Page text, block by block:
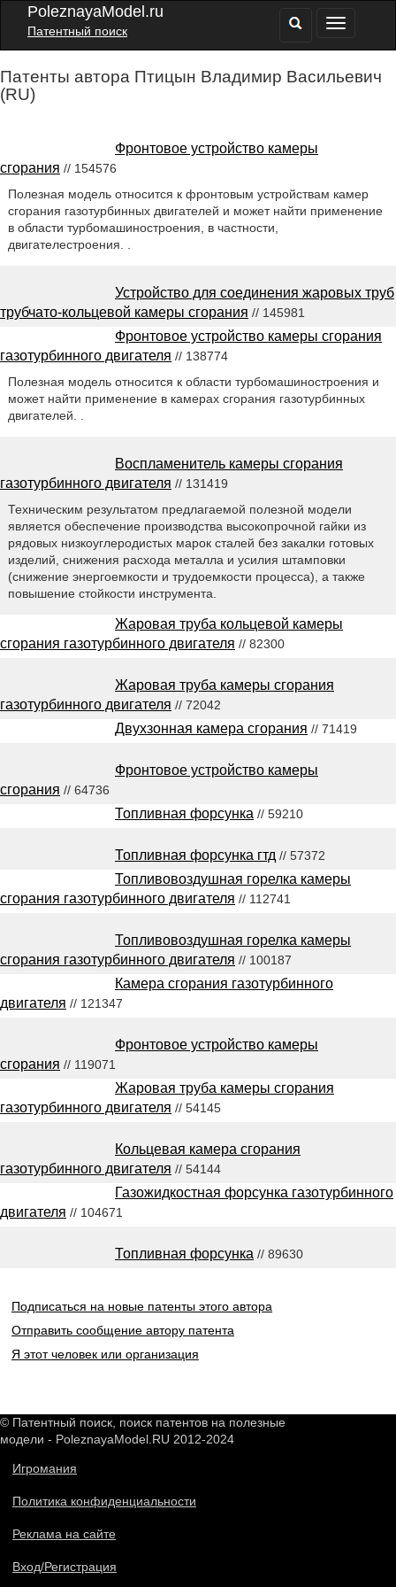
PoleznayaModel.ru
Патентный поиск
Патенты автора Птицын Владимир Васильевич
(RU)
Фронтовое устройство камеры
сгорания // 154576
Полезная модель относится к фронтовым устройствам камер
сгорания газотурбинных двигателей и может найти применение
в области турбомашиностроения, в частности,
двигателестроения. .
Устройство для соединения жаровых труб
трубчато-кольцевой камеры сгорания // 145981
Фронтовое устройство камеры сгорания
газотурбинного двигателя // 138774
Полезная модель относится к области турбомашиностроения и
может найти применение в камерах сгорания газотурбинных
двигателей. .
Воспламенитель камеры сгорания
газотурбинного двигателя // 131419
Техническим результатом предлагаемой полезной модели
является обеспечение производства высокопрочной гайки из
рядовых низкоуглеродистых марок сталей без закалки готовых
изделий, снижения расхода металла и усилия штамповки
(снижение энергоемкости и трудоемкости процесса), а также
повышение стойкости инструмента.
Жаровая труба кольцевой камеры
сгорания газотурбинного двигателя // 82300
Жаровая труба камеры сгорания
газотурбинного двигателя // 72042
Двухзонная камера сгорания // 71419
Фронтовое устройство камеры
сгорания // 64736
Топливная форсунка // 59210
Топливная форсунка гтд // 57372
Топливовоздушная горелка камеры
сгорания газотурбинного двигателя // 112741
Топливовоздушная горелка камеры
сгорания газотурбинного двигателя // 100187
Камера сгорания газотурбинного
двигателя // 121347
Фронтовое устройство камеры
сгорания // 119071
Жаровая труба камеры сгорания
газотурбинного двигателя // 54145
Кольцевая камера сгорания
газотурбинного двигателя // 54144
Газожидкостная форсунка газотурбинного
двигателя // 104671
Топливная форсунка // 89630
Подписаться на новые патенты этого автора
Отправить сообщение автору патента
Я этот человек или организация
© Патентный поиск, поиск патентов на полезные
модели - PoleznayaModel.RU 2012-2024
Игромания
Политика конфиденциальности
Реклама на сайте
Вход/Регистрация